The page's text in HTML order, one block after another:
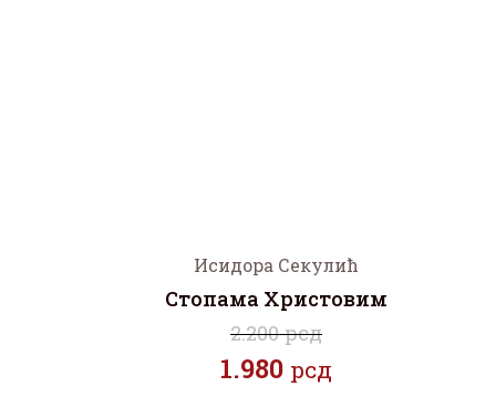
Исидора Секулић
Стопама Христовим
2.200 рсд
1.980 рсд